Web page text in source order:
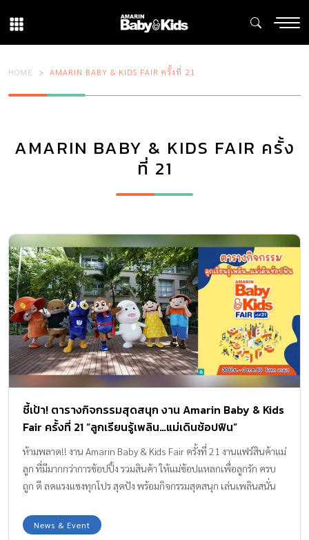
HOME AMARIN BABY & KIDS FAIR ครั้งที่ 21
AMARIN BABY & KIDS FAIR ครั้ง
ที่ 21
ชี้เป้า! ตารางกิจกรรมสุดสนุก งาน Amarin Baby & Kids
Fair ครั้งที่ 21 “ลูกเรียนรู้เพลิน…แม่เดินช้อปฟิน”
ห้ามพลาด!! งาน Amarin Baby & Kids Fair ครั้งที่ 21 งานแฟร์สินค้าแม่
ลูก ที่มีมากกว่าการช้อปปิ้ง รวมสินค้า ให้แม่ช้อปแหลกเพื่อลูกรัก ครบ
ถูก ดี ลดแรงแซงทุกโปร สุดปัง พร้อมกิจกรรมสุดสนุก เล่นเพลินสนั่น
News & Event